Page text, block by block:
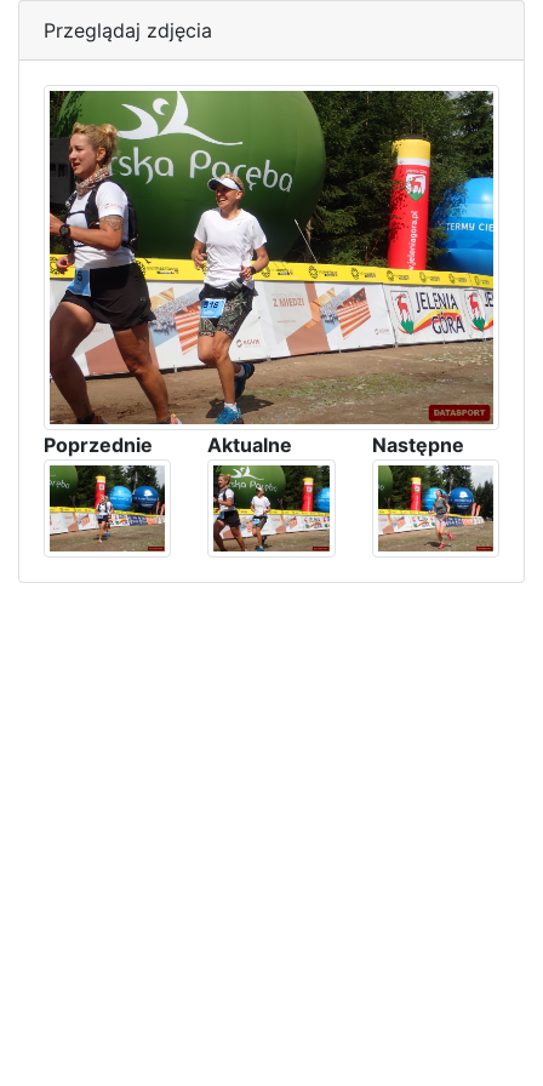
Przeglądaj zdjęcia
Poprzednie Aktualne Następne